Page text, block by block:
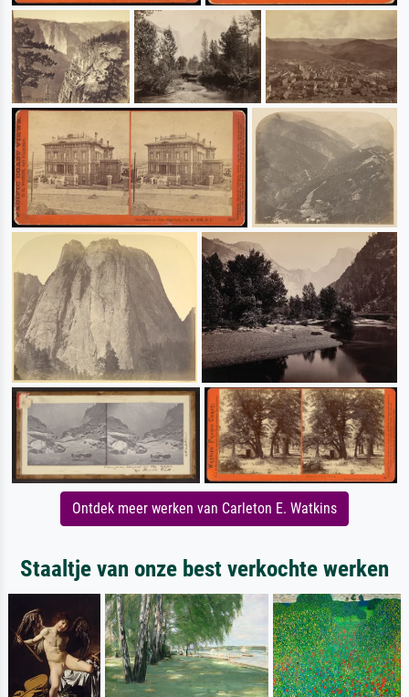
Ontdek meer werken van Carleton E. Watkins
Staaltje van onze best verkochte werken